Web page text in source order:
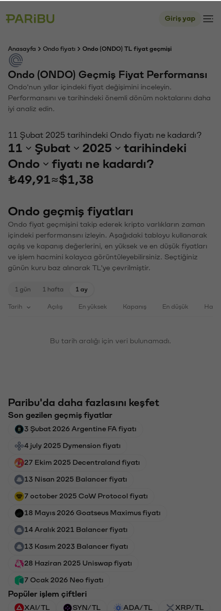
Giriş yap
Anasayfa Ondo fiyatı Ondo (ONDO) TL fiyat geçmişi
Ondo (ONDO) Geçmiş Fiyat Performansı
Ondo'nun yıllar içindeki fiyat değişimini inceleyin.
Performansını ve tarihindeki önemli dönüm noktalarını daha
iyi analiz edin.
11 Şubat 2025 tarihindeki Ondo fiyatı ne kadardı?
11 Şubat 2025
tarihindeki
Ondo
fiyatı ne kadardı?
₺49,91 ≈$1,38
Ondo geçmiş fiyatları
Ondo fiyat geçmişini takip ederek kripto varlıkların zaman
içindeki performansını izleyin. Aşağıdaki tabloyu kullanarak
açılış ve kapanış değerlerini, en yüksek ve en düşük fiyatları
ve işlem hacmini kolayca görüntüleyebilirsiniz. Seçtiğiniz
günün kuru baz alınarak TL'ye çevrilmiştir.
1 gün 1 hafta 1 ay
Tarih Açılış En yüksek Kapanış En düşük
Bu tarih aralığı için veri bulunamadı.
Paribu'da daha fazlasını keşfet
Son gezilen geçmiş fiyatlar
3 Şubat 2026 Argentine FA fiyatı
4 july 2025 Dymension fiyatı
27 Ekim 2025 Decentraland fiyatı
13 Nisan 2025 Balancer fiyatı
7 october 2025 CoW Protocol fiyatı
18 Mayıs 2026 Goatseus Maximus fiyatı
14 Aralık 2021 Balancer fiyatı
13 Kasım 2023 Balancer fiyatı
28 Haziran 2025 Uniswap fiyatı
7 Ocak 2026 Neo fiyatı
Popüler işlem çiftleri
XAI/TL SYN/TL ADA/TL XRP/TL